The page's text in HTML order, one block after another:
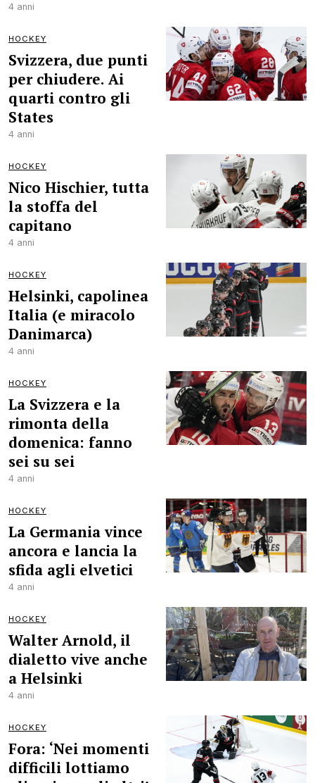
4 anni
HOCKEY
Svizzera, due punti
per chiudere. Ai
quarti contro gli
States
4 anni
HOCKEY
Nico Hischier, tutta
la stoffa del
capitano
4 anni
HOCKEY
Helsinki, capolinea
Italia (e miracolo
Danimarca)
4 anni
HOCKEY
La Svizzera e la
rimonta della
domenica: fanno
sei su sei
4 anni
HOCKEY
La Germania vince
ancora e lancia la
sfida agli elvetici
4 anni
HOCKEY
Walter Arnold, il
dialetto vive anche
a Helsinki
4 anni
HOCKEY
Fora: ‘Nei momenti
difficili lottiamo